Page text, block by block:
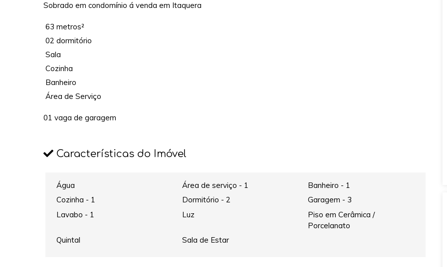
Sobrado em condomínio á venda em Itaquera
63 metros²
02 dormitório
Sala
Cozinha
Banheiro
Área de Serviço
01 vaga de garagem
Características do Imóvel
Água Área de serviço - 1
Banheiro - 1
Cozinha - 1
Dormitório - 2
Garagem - 3
Lavabo - 1
Luz
Piso em Cerâmica /
Porcelanato
Quintal
Sala de Estar